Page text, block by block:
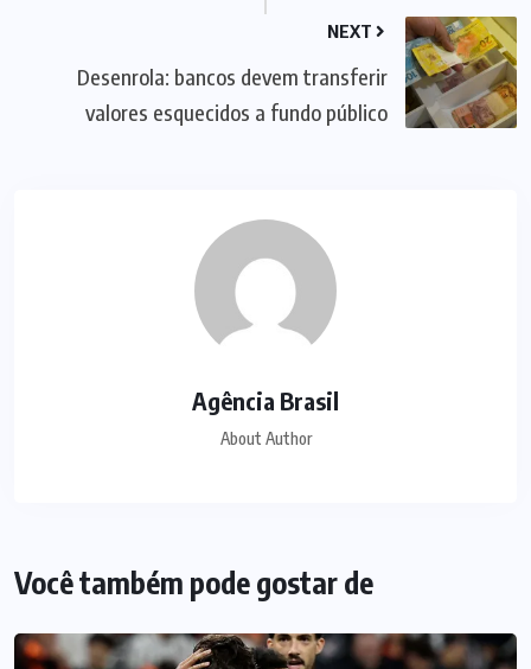
NEXT
Desenrola: bancos devem transferir
valores esquecidos a fundo público
Agência Brasil
About Author
Você também pode gostar de